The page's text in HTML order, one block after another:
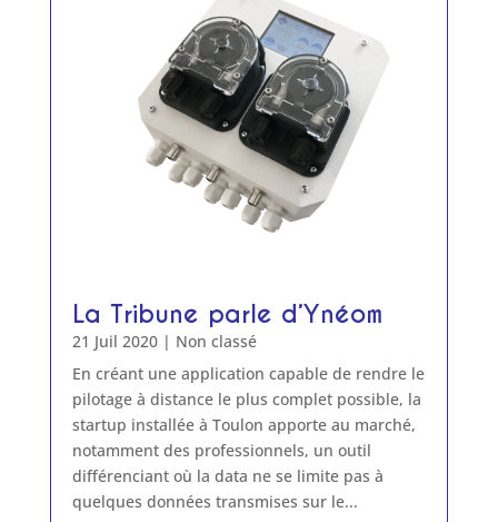
La Tribune parle d’Ynéom
21 Juil 2020| Non classé
En créant une application capable de rendre le
pilotage à distance le plus complet possible, la
startup installée à Toulon apporte au marché,
notamment des professionnels, un outil
différenciant où la data ne se limite pas à
quelques données transmises sur le...